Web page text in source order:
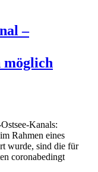
–
möglich
Kanals:
Rahmen eines
wurde, sind die für
coronabedingt